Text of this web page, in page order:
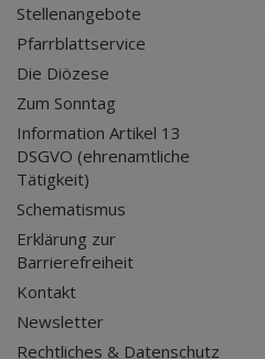
Stellenangebote
Pfarrblattservice
Die Diözese
Zum Sonntag
Information Artikel 13
DSGVO (ehrenamtliche
Tätigkeit)
Schematismus
Erklärung zur
Barrierefreiheit
Kontakt
Newsletter
Rechtliches & Datenschutz